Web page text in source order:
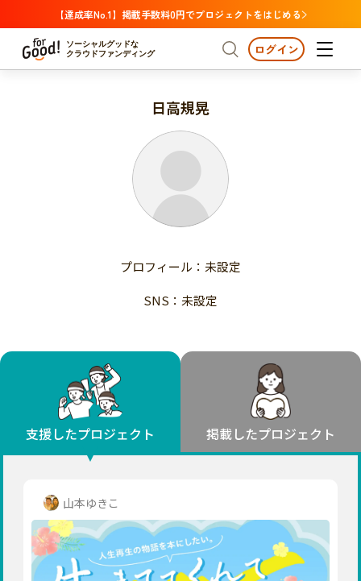
【達成率No.1】掲載手数料0円でプロジェクトをはじめる
ソーシャルグッドな
クラウドファンディング
プロジェクトからさがす 注目
支援金額が多い
支援人数が多い
終了日が近い
国際協力
子ども・教育
フード・農業
文化
環境・エシカル
人権・マイノリティ
社会貢献
地域からさがす 北海道・東北
北海道
宮城
秋田
支援金額が多い
終了日が近い
カテゴリーからさがす
医療・福祉
子ども・教育
人権・マイノリティ
北海道 青森 岩手 宮城
秋田
福島
茨城 栃木 群馬
千葉
東京
神奈川
新潟 富山
長野
岐阜 静岡 愛知
近畿
三重 滋賀 京都 大阪
兵庫
ログイン
日高規晃
プロフィール：未設定
SNS：未設定
支援したプロジェクト 掲載したプロジェクト
山本ゆきこ